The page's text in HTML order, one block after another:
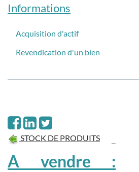
Informations
Acquisition d'actif
Revendication d'un bien
STOCK DE PRODUITS
A vendre :